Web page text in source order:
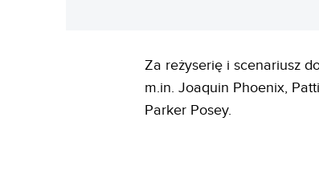
Za reżyserię i scenariusz
m.in. Joaquin Phoenix,
Parker Posey.